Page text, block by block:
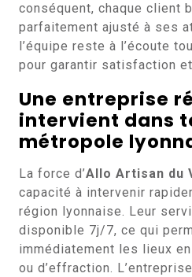
conséquent, chaque client
parfaitement ajusté à ses
l’équipe reste à l’écoute
pour garantir satisfaction
Une entreprise
intervient dans
métropole
La force d’Allo Artisan du
capacité à intervenir
région lyonnaise. Leur
disponible 7j/7, ce qui
immédiatement les lieux
ou d’effraction.